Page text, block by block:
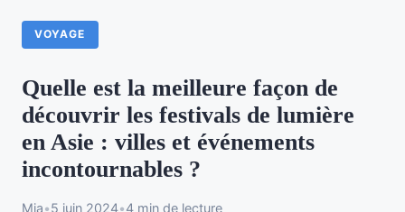
VOYAGE
Quelle est la meilleure façon de
découvrir les festivals de lumière
en Asie : villes et événements
incontournables ?
Mia•5 juin 2024•4 min de lecture